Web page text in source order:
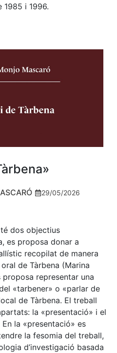
1985 i 1996.
29/05/2026
té dos objectius
es proposa donar a
recopilat de manera
de Tàrbena (Marina
proposa representar una
«tarbener» o «parlar de
de Tàrbena. El treball
la «presentació» i el
la «presentació» es
la fesomia del treball,
d’investigació basada